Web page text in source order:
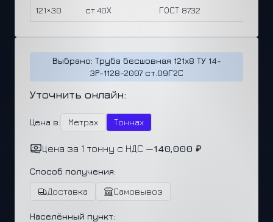
121×30 ст.40Х ГОСТ 8732
Выбрано: Труба бесшовная 121x8 ТУ 14-
3Р-1128-2007 ст.09Г2С
Уточнить онлайн:
Цена в: Метрах Тоннах
Цена за 1 тонну с НДС —140,000 ₽
Способ получения:
Доставка
Самовывоз
Населённый пункт: